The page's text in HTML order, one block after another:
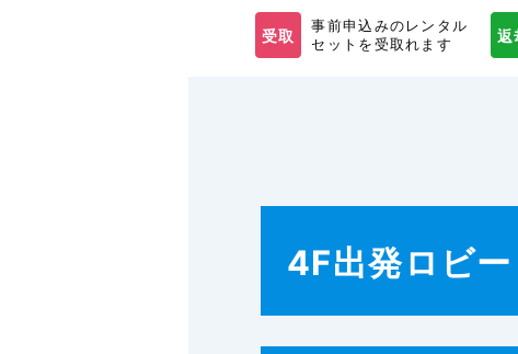
受取
事前申込みのレンタル
セットを受取れます
返
4F出発ロビー